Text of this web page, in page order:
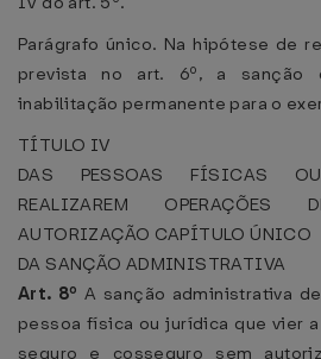
Parágrafo único. Na hipótese de
prevista no art. 6º, a sanção
inabilitação permanente para o
TÍTULO IV
DAS PESSOAS FÍSICAS
REALIZAREM
AUTORIZAÇÃO CAPÍTULO ÚNICO
DA SANÇÃO ADMINISTRATIVA
Art. 8ºA sanção administrativa
pessoa física ou jurídica que vier
seguro e cosseguro sem